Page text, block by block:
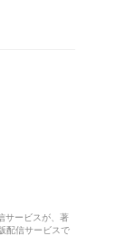
サービスが、著
配信サービスで